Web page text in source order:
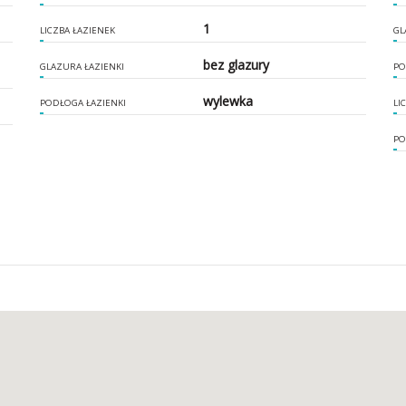
LICZBA ŁAZIENEK 1
GLAZURA ŁAZIENKI bez glazury
PODŁOGA ŁAZIENKI wylewka